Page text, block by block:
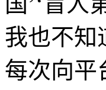
我也不知
每次向平